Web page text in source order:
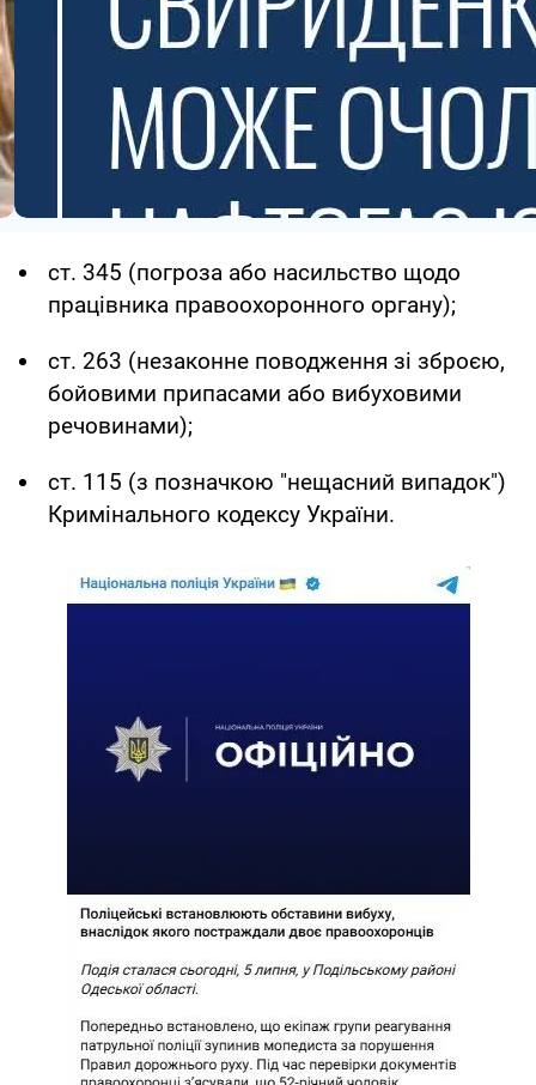
ст. 345 (погроза або насильство щодо
працівника правоохоронного органу);
ст. 263 (незаконне поводження зі зброєю,
бойовими припасами або вибуховими
речовинами);
ст. 115 (з позначкою "нещасний випадок")
Кримінального кодексу України.